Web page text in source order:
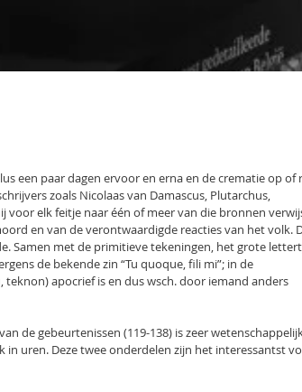
een paar dagen ervoor en erna en de crematie op of
zoals Nicolaas van Damascus, Plutarchus,
voor elk feitje naar één of meer van die bronnen
en van de verontwaardigde reacties van het volk.
Samen met de primitieve tekeningen, het grote
de bekende zin “Tu quoque, fili mi”; in de
teknon) apocrief is en dus wsch. door iemand anders
de gebeurtenissen (119-138) is zeer
in uren. Deze twee onderdelen zijn het interessantst